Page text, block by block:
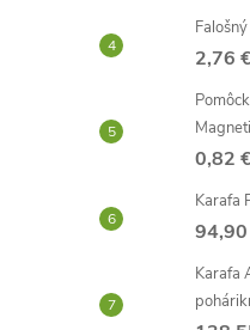
2,76
0,82
Karafa
Karafa